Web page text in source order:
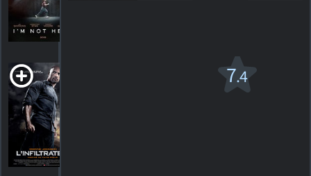
7.4
2013. 1h52m Drame d'action